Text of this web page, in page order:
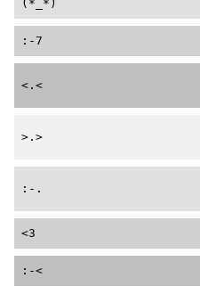
(*_*)
:-7
<.<
>.>
:-.
<3
:-<